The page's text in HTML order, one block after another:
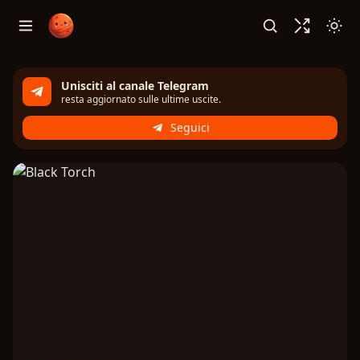
Unisciti al canale Telegram
resta aggiornato sulle ultime uscite.
Seguici